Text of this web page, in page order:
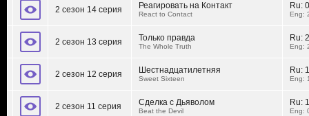
2 сезон 14 серия Реагировать на Контакт
React to Contact
Ru:
Eng:
2 сезон 13 серия Только правда
The Whole Truth
Ru:
Eng:
2 сезон 12 серия Шестнадцатилетняя
Sweet Sixteen
Ru:
Eng:
2 сезон 11 серия Сделка с Дьяволом
Beat the Devil
Ru:
Eng: